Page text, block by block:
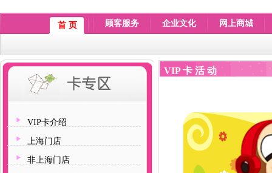
首 页 顾客服务 企业文化 网上商城
VIP卡介绍
上海门店
非上海门店
VIP 卡 活 动